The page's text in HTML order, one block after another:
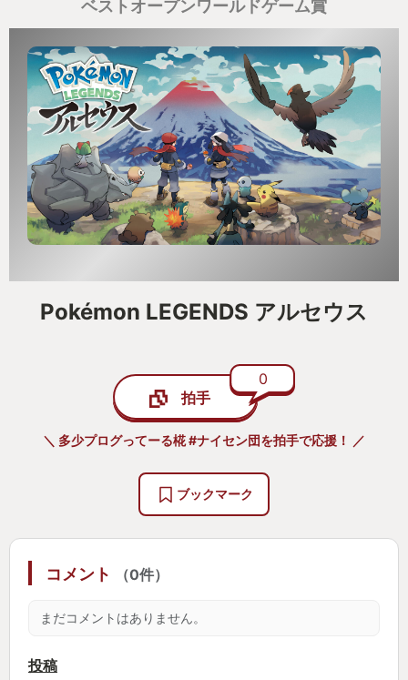
ベストオープンワールドゲーム賞
Pokémon LEGENDS アルセウス
拍手
0
＼ 多少プログってーる椛 #ナイセン団を拍手で応援！ ／
ブックマーク
コメント （0件）
まだコメントはありません。
投稿